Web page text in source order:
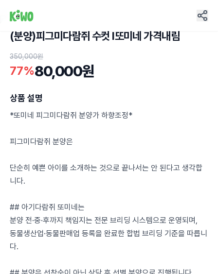
(분양)피그미다람쥐 수컷 I또미네 가격내림
350,000원
77%80,000원
상품 설명
*또미네 피그미다람쥐 분양가 하향조정*
피그미다람쥐 분양은
단순히 예쁜 아이를 소개하는 것으로 끝나서는 안 된다고 생각합
니다.
## 아기다람쥐 또미네는
분양 전·중·후까지 책임지는 전문 브리딩 시스템으로 운영되며,
동물생산업·동물판매업 등록을 완료한 합법 브리딩 기준을 따릅니
다.